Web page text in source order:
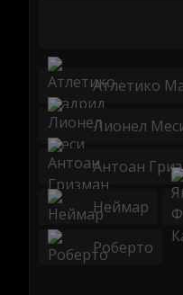
Атлетико
Лионел
Антоан
Неймар
Роберто